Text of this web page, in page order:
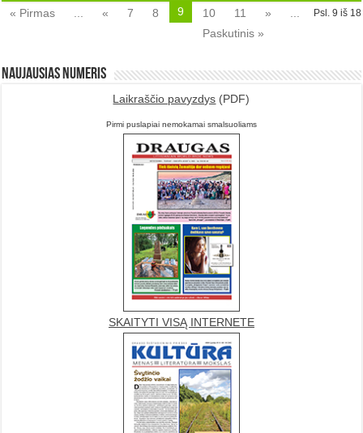
Psl. 9 iš 18
« Pirmas « 7 8 9 10 11 »
Paskutinis »
Naujausias numeris
Laikraščio pavyzdys (PDF)
Pirmi puslapiai nemokamai smalsuoliams
SKAITYTI VISĄ INTERNETE